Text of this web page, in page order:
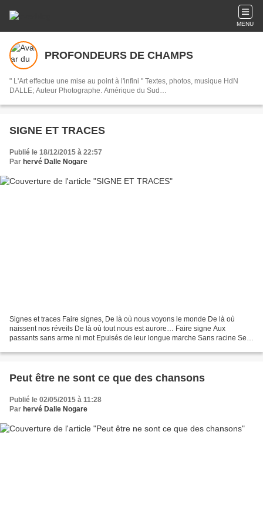
MENU
PROFONDEURS DE CHAMPS
" L'Art effectue une mise au point à l'infini " Textes, photos, musique HdN
DALLE; Auteur Photographe. Amérique du Sud…
SIGNE ET TRACES
Publié le 18/12/2015 à 22:57
Par hervé Dalle Nogare
Signes et traces Faire signes, De là où nous voyons le monde De là où
naissent nos réveils De là où tout nous est aurore… Faire signe Aux
passants sans arme ni mot Epuisés de leur longue marche Sans racine Se
Peut être ne sont ce que des chansons
Publié le 02/05/2015 à 11:28
Par hervé Dalle Nogare